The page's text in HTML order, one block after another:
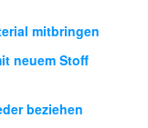
mitbringen
neuem Stoff
beziehen